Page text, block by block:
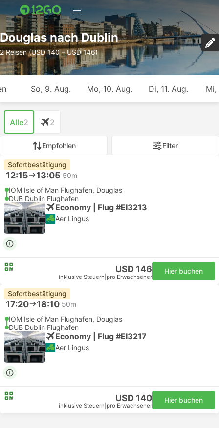
Douglas nach Dublin
2 Reisen (USD 140 – USD 146)
So, 9. Aug. Mo, 10. Aug. Di, 11. Aug. Mi,
Alle2 2
Empfohlen Filter
Sofortbestätigung
12:15 13:05 50m
IOM Isle of Man Flughafen, Douglas
DUB Dublin Flughafen
Economy | Flug #EI3213
Aer Lingus
USD 146
inklusive Steuern pro Erwachsener
Hier buchen
Sofortbestätigung
17:20 18:10 50m
IOM Isle of Man Flughafen, Douglas
DUB Dublin Flughafen
Economy | Flug #EI3217
Aer Lingus
USD 140
inklusive Steuern pro Erwachsener
Hier buchen